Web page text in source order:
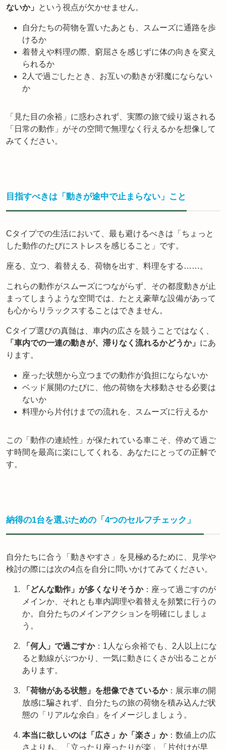
ないか」
という視点が欠かせません。
自分たちの荷物を置いたあとも、スムーズに通路を歩
けるか
着替えや料理の際、窮屈さを感じずに体の向きを変え
られるか
2人で過ごしたとき、お互いの動きが邪魔にならない
か
「見た目の余裕」に惑わされず、実際の旅で繰り返される
「日常の動作」がその空間で無理なく行えるかを想像して
みてください。
目指すべきは「動きが途中で止まらない」こと
Cタイプでの生活において、最も避けるべきは「ちょっと
した動作のたびにストレスを感じること」です。
座る、立つ、着替える、荷物を出す、料理をする……。
これらの動作がスムーズにつながらず、その都度動きが止
まってしまうような空間では、たとえ豪華な設備があって
も心からリラックスすることはできません。
Cタイプ選びの真髄は、車内の広さを競うことではなく、
「車内での一連の動きが、滞りなく流れるかどうか」 にあ
ります。
座った状態から立つまでの動作が負担にならないか
ベッド展開のたびに、他の荷物を大移動させる必要は
ないか
料理から片付けまでの流れを、スムーズに行えるか
この「動作の連続性」が保たれている車こそ、停めて過ご
す時間を最高に楽にしてくれる、あなたにとっての正解で
す。
納得の1台を選ぶための「4つのセルフチェック」
自分たちに合う「動きやすさ」を見極めるために、見学や
検討の際には次の4点を自分に問いかけてみてください。
「どんな動作」が多くなりそうか：座って過ごすのが
メインか、それとも車内調理や着替えを頻繁に行うの
か。自分たちのメインアクションを明確にしましょ
う。
「何人」で過ごすか：1人なら余裕でも、2人以上にな
ると動線がぶつかり、一気に動きにくさが出ることが
あります。
「荷物がある状態」を想像できているか：展示車の開
放感に騙されず、自分たちの旅の荷物を積み込んだ状
態の「リアルな余白」をイメージしましょう。
本当に欲しいのは「広さ」か「楽さ」か：数値上の広
さよりも、「立ったり座ったりが楽」「片付けが早